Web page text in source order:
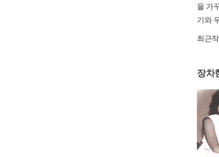
을 가
기와
최근
장차